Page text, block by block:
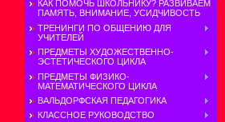
КАК ПОМОЧЬ ШКОЛЬНИКУ? РАЗВИВАЕМ
ПАМЯТЬ, ВНИМАНИЕ, УСИДЧИВОСТЬ
ТРЕНИНГИ ПО ОБЩЕНИЮ ДЛЯ
УЧИТЕЛЕЙ
ПРЕДМЕТЫ ХУДОЖЕСТВЕННО-
ЭСТЕТИЧЕСКОГО ЦИКЛА
ПРЕДМЕТЫ ФИЗИКО-
МАТЕМАТИЧЕСКОГО ЦИКЛА
ВАЛЬДОРФСКАЯ ПЕДАГОГИКА
КЛАССНОЕ РУКОВОДСТВО